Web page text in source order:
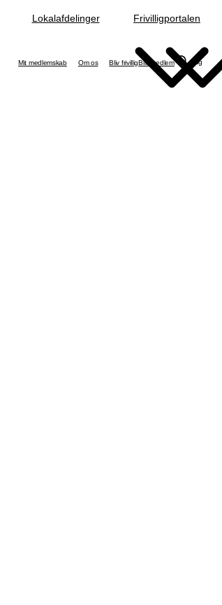
Lokalafdelinger Frivilligportalen
Mit medlemskab Om os Bliv frivilligBliv medlem Søg